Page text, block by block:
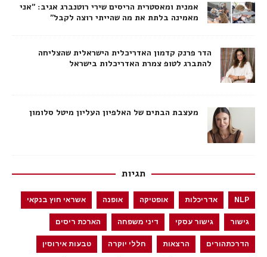
אמנית ומאסטרית הריסים שירי רוטנברג אגיב: ״אני
מאמינה בלתת את מה שהייתי רוצה לקבל״
הדר פרנק קדמון האדריכלית הישראלית שהצליחה
להתברג לטופ צמרת האדריכלות בישראל
מעצבת הבתים של האלפיון העליון מיטל סלומון
תגיות
NLP אדריכלות אופטיקה אופנה אשראי חוץ בנקאי
גישור גישור עסקי דיני משפחה הארכת ריסים
הדרכתהורים הרצאות חללי יוקרה טבעות אירוסין